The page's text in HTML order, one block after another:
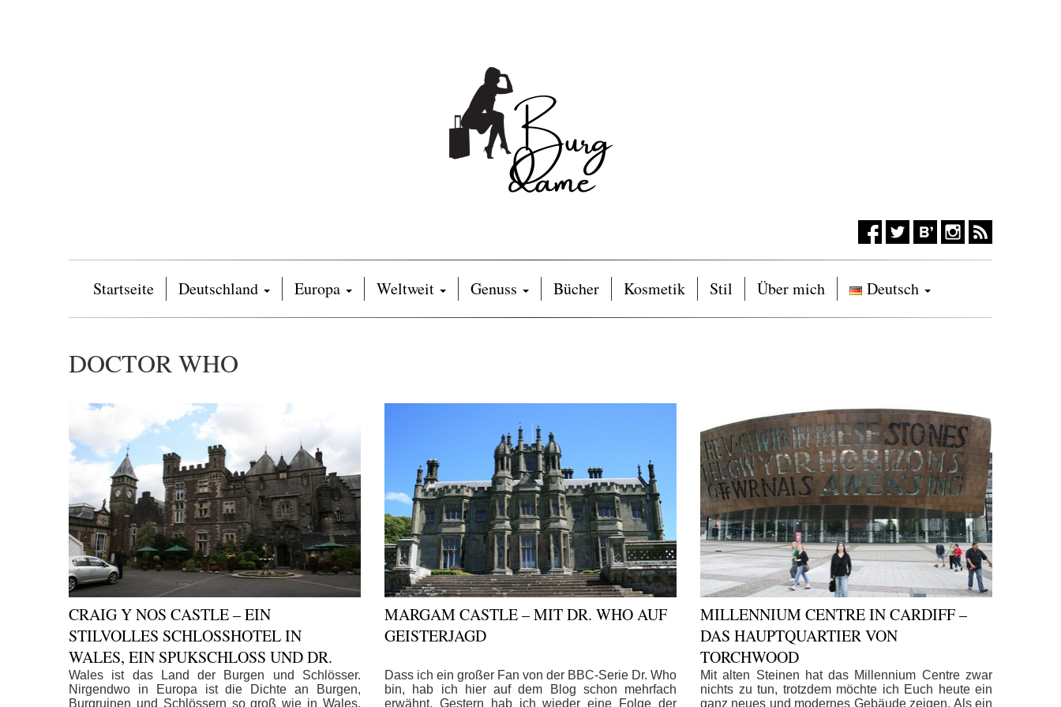
Startseite Deutschland Europa Weltweit Genuss Bücher Kosmetik Stil Über mich Deutsch
DOCTOR WHO
CRAIG Y NOS CASTLE – EIN
STILVOLLES SCHLOSSHOTEL IN
WALES, EIN SPUKSCHLOSS UND DR.
WHO DREHORT
Wales ist das Land der Burgen und Schlösser.
Nirgendwo in Europa ist die Dichte an Burgen,
Burgruinen und Schlössern so groß wie in Wales.
MARGAM CASTLE – MIT DR. WHO AUF
GEISTERJAGD
Dass ich ein großer Fan von der BBC-Serie Dr. Who
bin, hab ich hier auf dem Blog schon mehrfach
erwähnt. Gestern hab ich wieder eine Folge der
MILLENNIUM CENTRE IN CARDIFF –
DAS HAUPTQUARTIER VON
TORCHWOOD
Mit alten Steinen hat das Millennium Centre zwar
nichts zu tun, trotzdem möchte ich Euch heute ein
ganz neues und modernes Gebäude zeigen. Als ein